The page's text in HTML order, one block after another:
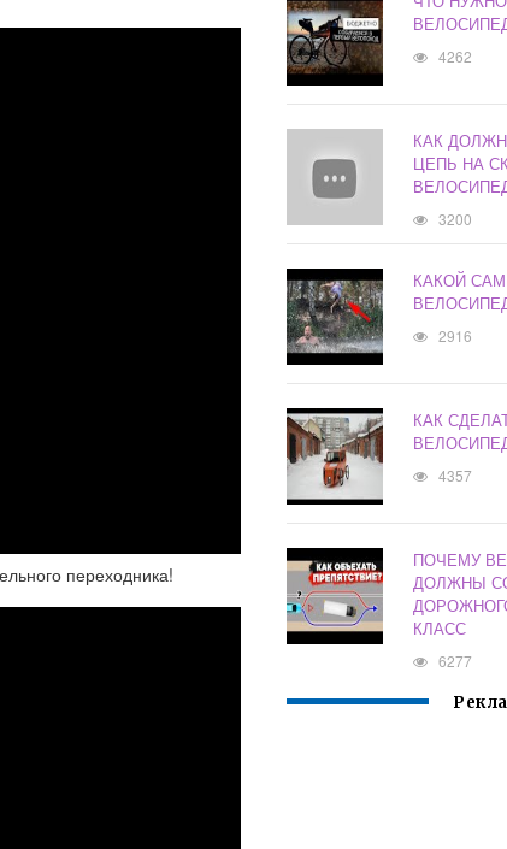
переходника!
4262
КАК
ЦЕПЬ НА
3200
КАКОЙ
2916
КАК
4357
ПОЧЕМУ
ДОЛЖНЫ
КЛАСС
6277